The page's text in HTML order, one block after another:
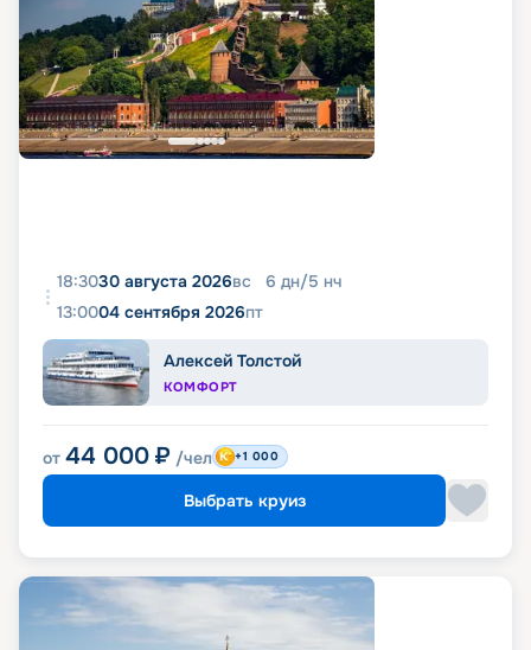
18:3030 августа 2026вс 6 дн/5 нч
13:0004 сентября 2026пт
Алексей Толстой
КОМФОРТ
от 44 000 ₽ /чел +1 000
Выбрать круиз